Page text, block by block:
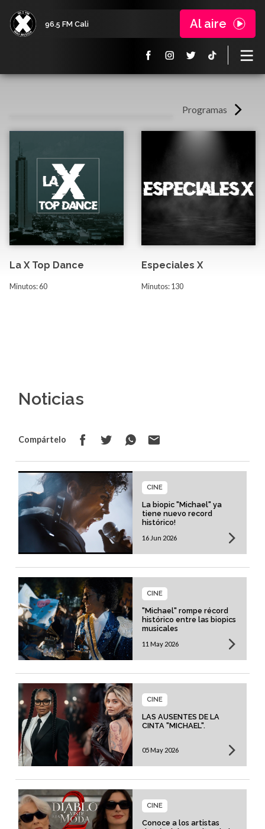
96.5 FM Cali Al aire
Programas
La X Top Dance
Minutos: 60
Especiales X
Minutos: 130
Noticias
Compártelo
La biopic "Michael" ya
tiene nuevo record
histórico!
CINE
16 Jun 2026
"Michael" rompe récord
histórico entre las biopics
musicales
CINE
11 May 2026
LAS AUSENTES DE LA
CINTA "MICHAEL".
CINE
05 May 2026
Conoce a los artistas
CINE